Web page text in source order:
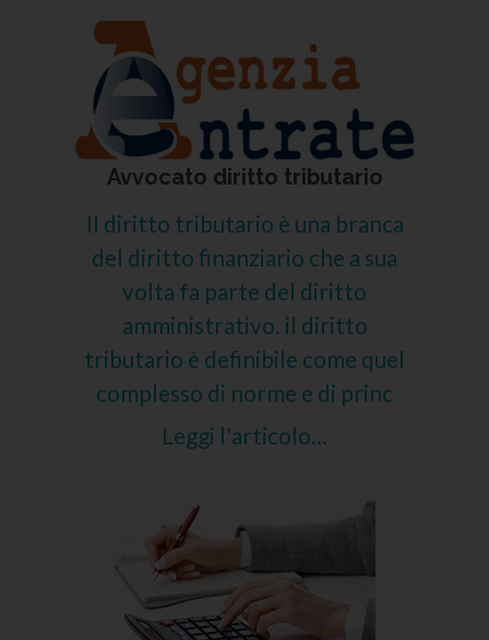
Avvocato diritto tributario
Il diritto tributario è una branca
del diritto finanziario che a sua
volta fa parte del diritto
amministrativo. il diritto
tributario è definibile come quel
complesso di norme e di princ
Leggi l'articolo...